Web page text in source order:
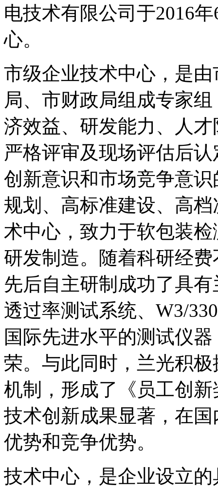
电技术有限公司于2016
心。
市级企业技术中心，是
局、市财政局组成专家
济效益、研发能力、人
严格评审及现场评估后
创新意识和市场竞争意
规划、高标准建设、高
术中心，致力于软包装
研发制造。随着科研经
先后自主研制成功了具
透过率测试系统、W3/
国际先进水平的测试仪
荣。与此同时，兰光积
机制，形成了《员工创
技术创新成果显著，在
优势和竞争优势。
技术中心，是企业设立